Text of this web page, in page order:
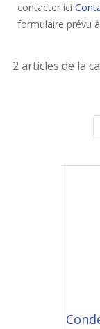
contacter ici
formulaire prévu
2 articles de la